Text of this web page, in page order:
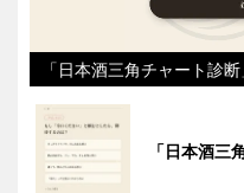
「日本酒三角チャート診断
「日本酒三